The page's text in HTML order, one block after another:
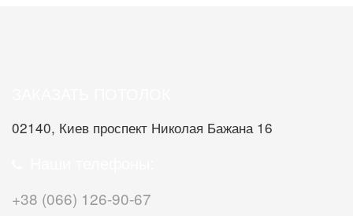
02140, Киев проспект Николая Бажана 16
+38 (066) 126-90-67